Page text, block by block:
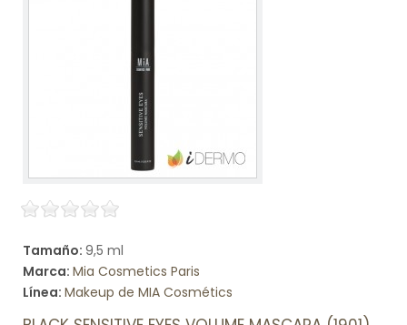
Tamaño: 9,5 ml
Marca: Mia Cosmetics Paris
Línea: Makeup de MIA Cosmétics